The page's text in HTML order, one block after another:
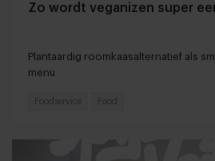
Zo wordt veganizen super
Plantaardig roomkaasalternatief als
menu
Foodservice Food